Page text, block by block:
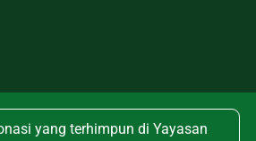
yang terhimpun di Yayasan